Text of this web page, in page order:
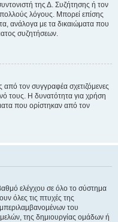
της Δ. Συζήτησης ή τον
λόγους. Μπορεί επίσης
ανάλογα με τα δικαιώματα που
συζητήσεων.
από τον συγγραφέα σχετιζόμενες
τους. Η δυνατότητα για χρήση
που ορίστηκαν από τον
ελέγχου σε όλο το σύστημα
όλες τις πτυχές της
του
της δημιουργίας ομάδων ή